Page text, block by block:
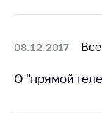
Министра
08.12.2017
О "прямой